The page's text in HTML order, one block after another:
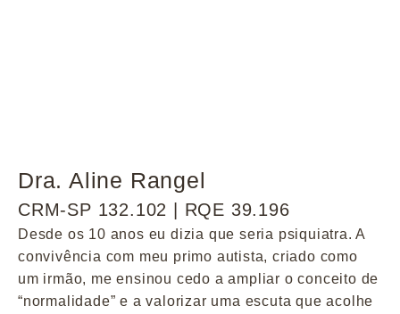
Dra. Aline Rangel
CRM-SP 132.102 | RQE 39.196
Desde os 10 anos eu dizia que seria psiquiatra. A
convivência com meu primo autista, criado como
um irmão, me ensinou cedo a ampliar o conceito de
“normalidade” e a valorizar uma escuta que acolhe